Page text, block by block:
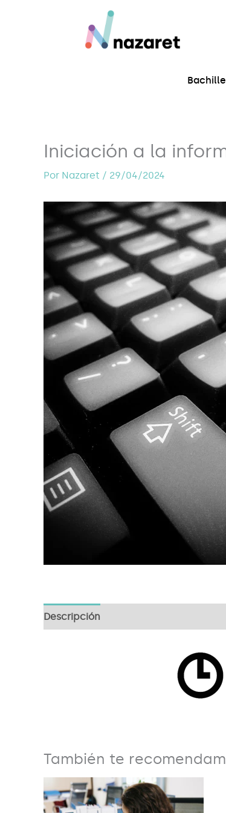
Iniciación a la
Por Nazaret / 29/04/2024
Descripción
También te